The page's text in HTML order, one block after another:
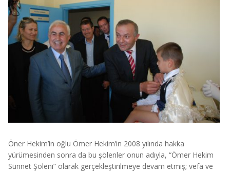
Öner Hekim’in oğlu Ömer Hekim’in 2008 yılında hakka
yürümesinden sonra da bu şölenler onun adıyla, “Ömer Hekim
Sünnet Şöleni” olarak gerçekleştirilmeye devam etmiş; vefa ve